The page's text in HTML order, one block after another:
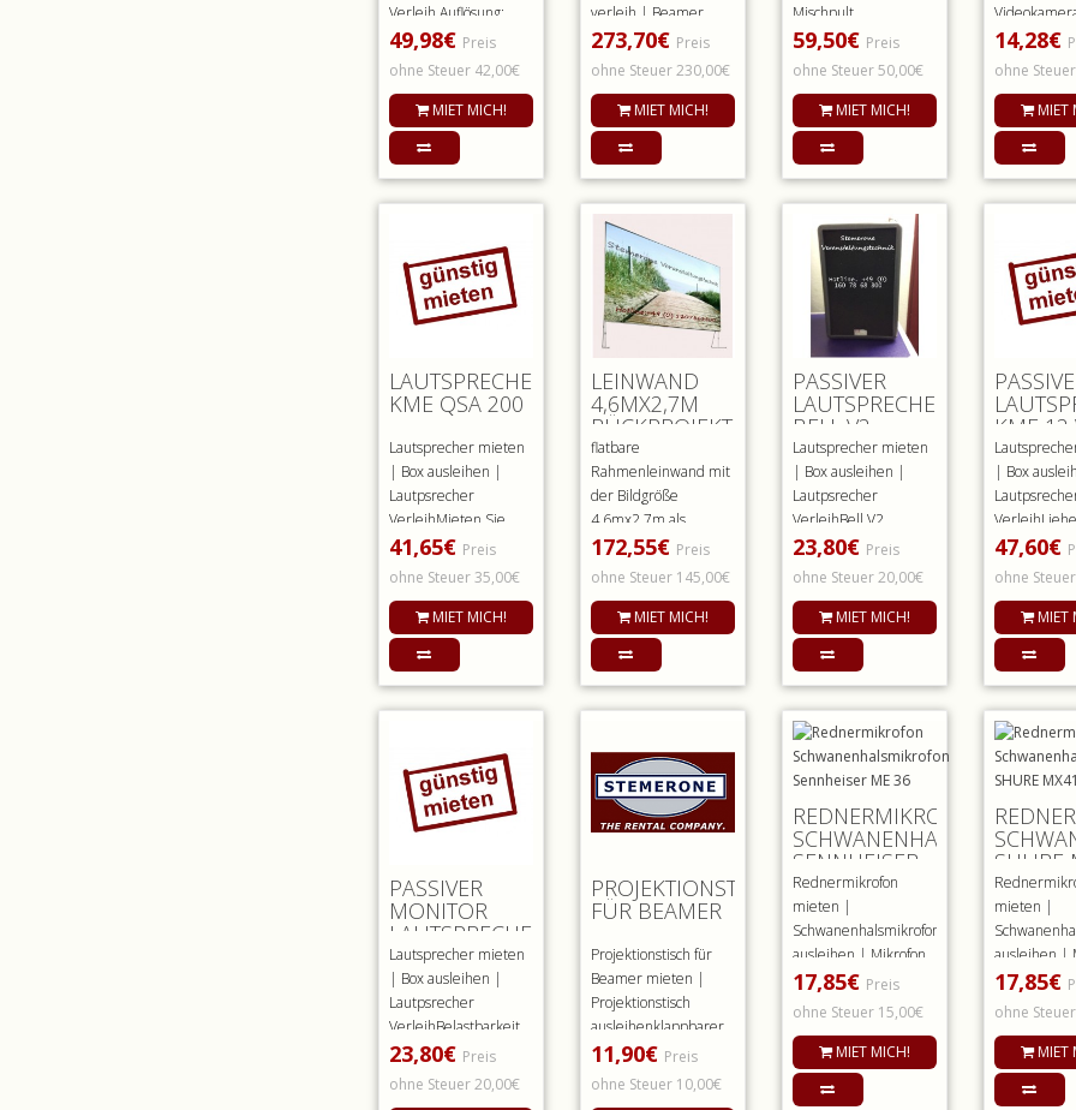
Verleih.Auflösung:
1.024 x 768 Pixel ,
Helligke..
49,98€ Preis
ohne Steuer 42,00€
MIET MICH!
verleih | Beamer
7000 Ansi
LumenBeamer
273,70€ Preis
ohne Steuer 230,00€
MIET MICH!
Mischpult
VerleihLeihen Sie
dieses Digital..
59,50€ Preis
ohne Steuer 50,00€
MIET MICH!
dieses
14,28€
ohne
MIET
LAUTSPRECHER
KME QSA 200
Lautsprecher mieten
| Box ausleihen |
Lautpsrecher
VerleihMieten Sie
unsere QSA 200
aktiven Lautspre..
41,65€ Preis
ohne Steuer 35,00€
MIET MICH!
LEINWAND
4,6MX2,7M
RÜCKPROJEKTION
flatbare
Rahmenleinwand mit
der Bildgröße
4,6mx2,7m als
Rückprojektionsleinwand.
sehr stabile ..
172,55€ Preis
ohne Steuer 145,00€
MIET MICH!
PASSIVER
LAUTSPRECHER
BELL V2
MIETEN
Lautsprecher mieten
| Box ausleihen |
Lautpsrecher
VerleihBell V2
Outdoor Lautsprecher
mieten leichg..
23,80€ Preis
ohne Steuer 20,00€
MIET MICH!
KME 12
MIETEN
| Box
diesen
Miettelklas..
47,60€
ohne
MIET
PASSIVER
MONITOR
LAUTSPRECHER
HK PRO 10 X
MIETEN
Lautsprecher mieten
| Box ausleihen |
Lautpsrecher
VerleihBelastbarkeit
nominal (RMS)300
WattBelastb..
23,80€ Preis
ohne Steuer 20,00€
PROJEKTIONSTISCH
FÜR BEAMER
Projektionstisch für
Beamer mieten |
Projektionstisch
ausleihenklappbarer
Projektionstisch
Beamer un..
11,90€ Preis
ohne Steuer 10,00€
REDNERMIKROFON
SCHWANENHALSMIKROFON
SENNHEISER
ME 36
Rednermikrofon
mieten |
Schwanenhalsmikrofon
ausleihen | Mikrofon
mietenSenneiser ME
36 Rednermikrof..
17,85€ Preis
ohne Steuer 15,00€
MIET MICH!
SHURE
mieten |
ausleihen |
17,85€
ohne
MIET